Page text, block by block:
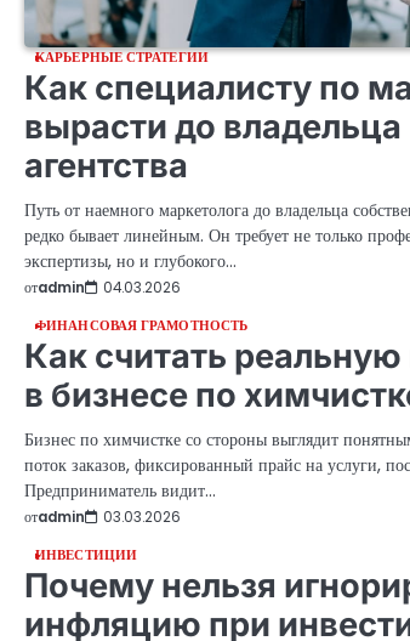
КАРЬЕРНЫЕ СТРАТЕГИИ
Как специалисту по
вырасти до владельца
агентства
Путь от наемного маркетолога до владельца
редко бывает линейным. Он требует не только
экспертизы, но и глубокого…
отadmin 04.03.2026
ФИНАНСОВАЯ ГРАМОТНОСТЬ
Как считать
в бизнесе по
Бизнес по химчистке со стороны выглядит
поток заказов, фиксированный прайс на услуги,
Предприниматель видит…
отadmin 03.03.2026
ИНВЕСТИЦИИ
Почему нельзя
инфляцию при